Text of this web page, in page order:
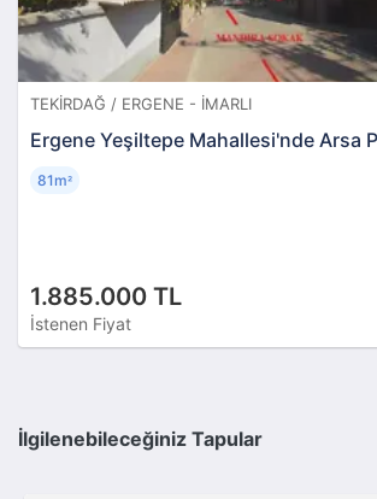
TEKIRDAĞ / ERGENE - İMARLI
Ergene Yeşiltepe Mahallesi'nde Arsa
1.885.000 TL
İstenen Fiyat
81m²
İlgilenebileceğiniz Tapular